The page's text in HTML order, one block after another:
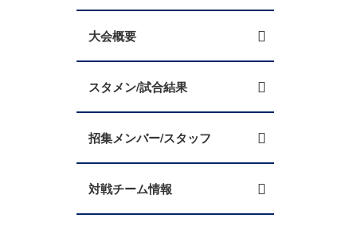
大会概要
スタメン/試合結果
招集メンバー/スタッフ
対戦チーム情報